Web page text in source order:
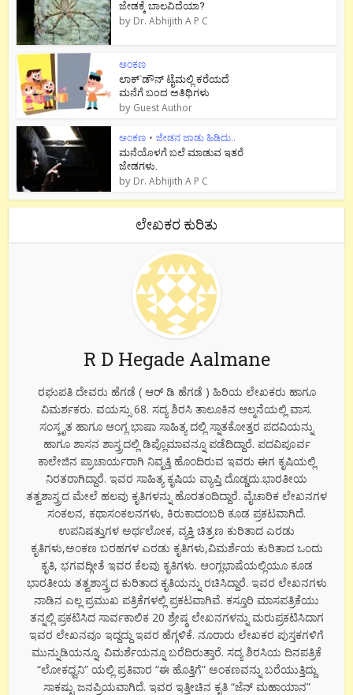
ಜೇಡಕ್ಕೆ ಬಾಲವಿದೆಯಾ?
by Dr. Abhijith A P C
ಅಂಕಣ
ಲಾಕ್`ಡೌನ್ ಟೈಮಲ್ಲಿ ಕರೆಯದೆ
ಮನೆಗೆ ಬಂದ ಅತಿಥಿಗಳು
by Guest Author
ಅಂಕಣ • ಜೇಡನ ಜಾಡು ಹಿಡಿದು..
ಮನೆಯೊಳಗೆ ಬಲೆ ಮಾಡುವ ಇತರೆ
ಜೇಡಗಳು.
by Dr. Abhijith A P C
ಲೇಖಕರ ಕುರಿತು
R D Hegade Aalmane
ರಘುಪತಿ ದೇವರು ಹೆಗಡೆ ( ಆರ್ ಡಿ ಹೆಗಡೆ ) ಹಿರಿಯ ಲೇಖಕರು ಹಾಗೂ
ವಿಮರ್ಶಕರು. ವಯಸ್ಸು 68. ಸದ್ಯ ಶಿರಸಿ ತಾಲೂಕಿನ ಆಲ್ಮನೆಯಲ್ಲಿ ವಾಸ.
ಸಂಸ್ಕೃತ ಹಾಗೂ ಆಂಗ್ಲ ಭಾಷಾ ಸಾಹಿತ್ಯ ದಲ್ಲಿ ಸ್ನಾತಕೋತ್ತರ ಪದವಿಯನ್ನು
ಹಾಗೂ ಶಾಸನ ಶಾಸ್ತ್ರದಲ್ಲಿ ಡಿಪ್ಲೊಮಾವನ್ನೂ ಪಡೆದಿದ್ದಾರೆ. ಪದವಿಪೂರ್ವ
ಕಾಲೇಜಿನ ಪ್ರಾಚಾರ್ಯರಾಗಿ ನಿವೃತ್ತಿ ಹೊಂದಿರುವ ಇವರು ಈಗ ಕೃಷಿಯಲ್ಲಿ
ನಿರತರಾಗಿದ್ದಾರೆ. ಇವರ ಸಾಹಿತ್ಯ ಕೃಷಿಯ ವ್ಯಾಪ್ತಿ ದೊಡ್ಡದು.ಭಾರತೀಯ
ತತ್ವಶಾಸ್ತ್ರದ ಮೇಲೆ ಹಲವು ಕೃತಿಗಳನ್ನು ಹೊರತಂದಿದ್ದಾರೆ. ವೈಚಾರಿಕ ಲೇಖನಗಳ
ಸಂಕಲನ, ಕಥಾಸಂಕಲನಗಳು, ಕಿರುಕಾದಂಬರಿ ಕೂಡ ಪ್ರಕಟವಾಗಿದೆ.
ಉಪನಿಷತ್ತುಗಳ ಅರ್ಥಲೋಕ, ವ್ಯಕ್ತಿ ಚಿತ್ರಣ ಕುರಿತಾದ ಎರಡು
ಕೃತಿಗಳು,ಅಂಕಣ ಬರಹಗಳ ಎರಡು ಕೃತಿಗಳು,ವಿಮರ್ಶೆಯ ಕುರಿತಾದ ಒಂದು
ಕೃತಿ, ಭಗವದ್ಗೀತೆ ಇವರ ಕೆಲವು ಕೃತಿಗಳು. ಆಂಗ್ಲಭಾಷೆಯಲ್ಲಿಯೂ ಕೂಡ
ಭಾರತೀಯ ತತ್ವಶಾಸ್ತ್ರದ ಕುರಿತಾದ ಕೃತಿಯನ್ನು ರಚಿಸಿದ್ದಾರೆ. ಇವರ ಲೇಖನಗಳು
ನಾಡಿನ ಎಲ್ಲ ಪ್ರಮುಖ ಪತ್ರಿಕೆಗಳಲ್ಲಿ ಪ್ರಕಟವಾಗಿವೆ. ಕಸ್ತೂರಿ ಮಾಸಪತ್ರಿಕೆಯು
ತನ್ನಲ್ಲಿ ಪ್ರಕಟಿಸಿದ ಸಾರ್ವಕಾಲಿಕ 20 ಶ್ರೇಷ್ಠ ಲೇಖನಗಳನ್ನು ಮರುಪ್ರಕಟಿಸಿದಾಗ
ಇವರ ಲೇಖನವೂ ಇದ್ದದ್ದು ಇವರ ಹೆಗ್ಗಳಿಕೆ. ನೂರಾರು ಲೇಖಕರ ಪುಸ್ತಕಗಳಿಗೆ
ಮುನ್ನುಡಿಯನ್ನೂ, ವಿಮರ್ಶೆಯನ್ನೂ ಬರೆದಿರುತ್ತಾರೆ. ಸದ್ಯ ಶಿರಸಿಯ ದಿನಪತ್ರಿಕೆ
“ಲೋಕಧ್ವನಿ” ಯಲ್ಲಿ ಪ್ರತಿವಾರ “ಈ ಹೊತ್ತಿಗೆ” ಅಂಕಣವನ್ನು ಬರೆಯುತ್ತಿದ್ದು
ಸಾಕಷ್ಟು ಜನಪ್ರಿಯವಾಗಿದೆ. ಇವರ ಇತ್ತೀಚಿನ ಕೃತಿ “ಜೆನ್ ಮಹಾಯಾನ”